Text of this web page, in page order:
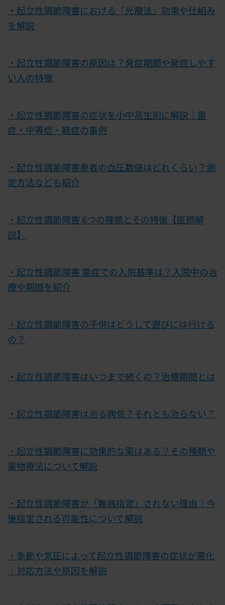
・起立性調節障害における「光療法」効果や仕組み
を解説
・起立性調節障害の原因は？発症期間や発症しやす
い人の特徴
・起立性調節障害の症状を小中高生別に解説｜重
症・中等症・軽症の事例
・起立性調節障害患者の血圧数値はどれくらい？測
定方法なども紹介
・起立性調節障害 6つの種類とその特徴【医師解
説】
・起立性調節障害 重症での入院基準は？入院中の治
療や期間を紹介
・起立性調節障害の子供はどうして遊びには行ける
の？
・起立性調節障害はいつまで続くの？治療期間とは
・起立性調節障害は治る病気？それとも治らない？
・起立性調節障害に効果的な薬はある？その種類や
薬物療法について解説
・起立性調節障害が「難病指定」されない理由｜今
後指定される可能性について解説
・季節や気圧によって起立性調節障害の症状が悪化
｜対応方法や原因を解説